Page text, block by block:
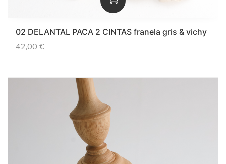
02 DELANTAL PACA 2 CINTAS franela gris & vichy
42,00 €